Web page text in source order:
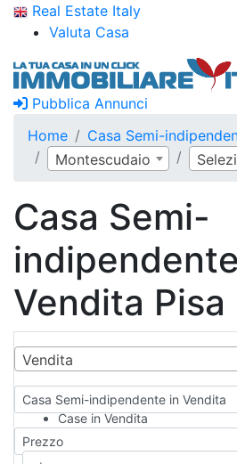
Real Estate Italy
Valuta Casa
Pubblica Annunci
Home
Casa Semi-
Montescudaio
Casa Semi-
Vendita Pisa
Vendita
Casa Semi-indipendente in Vendita
Case in Vendita
Qualsiasi
Appartamento
Prezzo